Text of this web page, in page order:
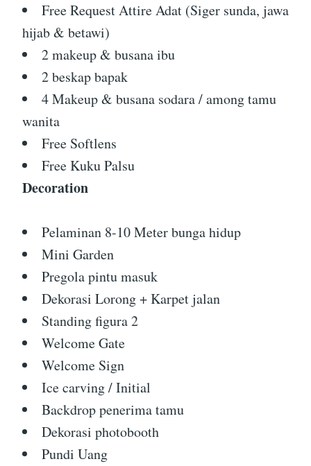
Free Request Attire Adat (Siger sunda, jawa
hijab & betawi)
2 makeup & busana ibu
2 beskap bapak
4 Makeup & busana sodara / among tamu
wanita
Free Softlens
Free Kuku Palsu
Decoration
Pelaminan 8-10 Meter bunga hidup
Mini Garden
Pregola pintu masuk
Dekorasi Lorong + Karpet jalan
Standing figura 2
Welcome Gate
Welcome Sign
Ice carving / Initial
Backdrop penerima tamu
Dekorasi photobooth
Pundi Uang